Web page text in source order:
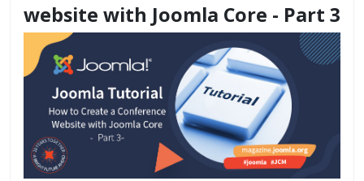
website with Joomla Core - Part 3